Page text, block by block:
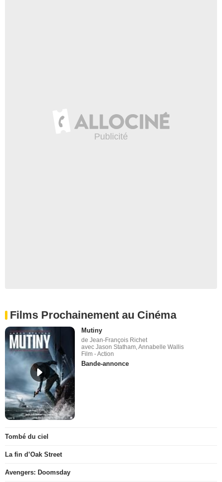
Films Prochainement au Cinéma
Mutiny
de Jean-François Richet
avec Jason Statham, Annabelle Wallis
Film - Action
Bande-annonce
Tombé du ciel
La fin d’Oak Street
Avengers: Doomsday